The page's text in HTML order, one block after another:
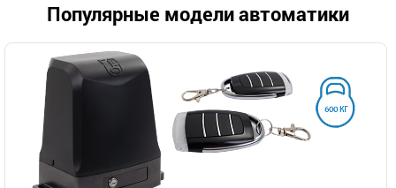
Популярные модели автоматики